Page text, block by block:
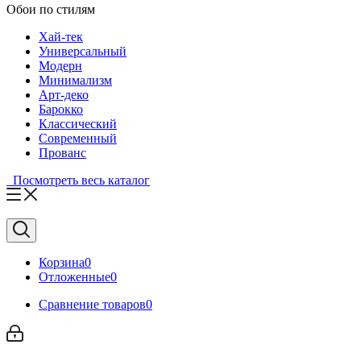
Обои по стилям
Хай-тек
Универсальный
Модерн
Минимализм
Арт-деко
Барокко
Классический
Современный
Прованс
Посмотреть весь каталог
Корзина0
Отложенные0
Сравнение товаров0